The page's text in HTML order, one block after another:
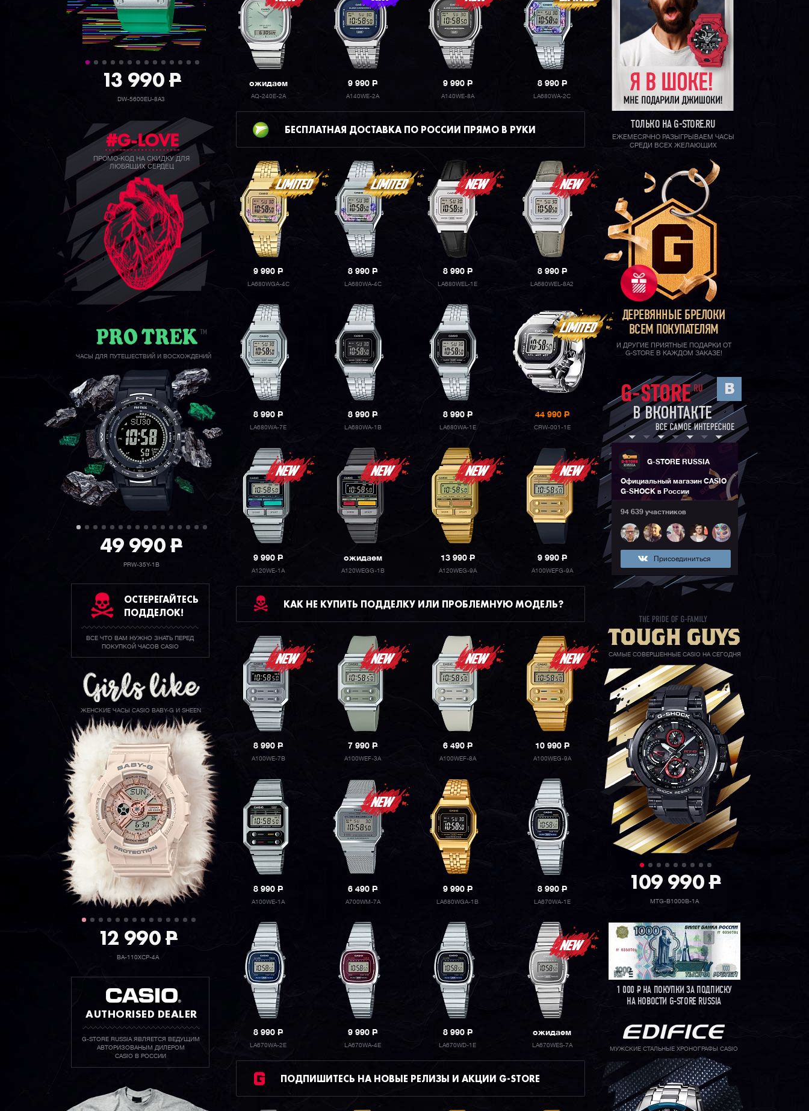
39 990P
GW-B5600BC-1B
#G-LOVE
ПРОМО-КОД НА СКИДКУ ДЛЯ
ЛЮБЯЩИХ СЕРДЕЦ
ЧАСЫ ДЛЯ ПУТЕШЕСТВИЙ И ВОСХОЖДЕНИЙ
49 990P
PRW-35Y-1B
ОСТЕРЕГАЙТЕСЬ
ПОДДЕЛОК!
ВСЕ ЧТО ВАМ НУЖНО ЗНАТЬ ПЕРЕД
ПОКУПКОЙ ЧАСОВ CASIO
ЖЕНСКИЕ ЧАСЫ CASIO BABY-G И SHEEN
12 990P
BA-110XCP-4A
AUTHORISED DEALER
G-STORE RUSSIA ЯВЛЯЕТСЯ ВЕДУЩИМ
АВТОРИЗОВАНЫМ ДИЛЕРОМ
CASIO В РОССИИ
ожидаем
AQ-240E-2A
9 990P
A140WE-2A
9 990P
A140WE-8A
8 990P
LA680WA-2C
БЕСПЛАТНАЯ ДОСТАВКА ПО РОССИИ ПРЯМО В РУКИ
9 990P
LA680WGA-4C
8 990P
LA680WA-4C
8 990P
LA680WEL-1E
8 990P
LA680WEL-8A2
8 990P
LA680WA-7E
8 990P
LA680WA-1B
8 990P
LA680WA-1E
44 990P
CRW-001-1E
9 990P
A120WE-1A
ожидаем
A120WEGG-1B
13 990P
A120WEG-9A
9 990P
A100WEFG-9A
КАК НЕ КУПИТЬ ПОДДЕЛКУ ИЛИ ПРОБЛЕМНУЮ МОДЕЛЬ?
8 990P
A100WE-7B
7 990P
A100WEF-3A
6 490P
A100WEF-8A
10 990P
A100WEG-9A
8 990P
A100WE-1A
6 490P
A700WM-7A
9 990P
LA680WGA-1B
8 990P
LA670WA-1E
8 990P
LA670WA-2E
9 990P
LA670WA-4E
8 990P
LA670WD-1E
ожидаем
LA670WES-7A
ПОДПИШИТЕСЬ НА НОВЫЕ РЕЛИЗЫ И АКЦИИ G-STORE
ТОЛЬКО НА G-STORE.RU
ЕЖЕМЕСЯЧНО РАЗЫГРЫВАЕМ ЧАСЫ
СРЕДИ ВСЕХ ЖЕЛАЮЩИХ
ДЕРЕВЯННЫЕ БРЕЛОКИ
ВСЕМ ПОКУПАТЕЛЯМ
И ДРУГИЕ ПРИЯТНЫЕ ПОДАРКИ ОТ
G-STORE В КАЖДОМ ЗАКАЗЕ!
G-STORE RUSSIA
Официальный магазин CASIO
G-SHOCK в России
94 639 участников
Присоединиться
САМЫЕ СОВЕРШЕННЫЕ CASIO НА СЕГОДНЯ
109 990P
MTG-B1000B-1A
1 000РНА ПОКУПКИ ЗА ПОДПИСКУ
НА НОВОСТИ G-STORE RUSSIA
МУЖСКИЕ СТАЛЬНЫЕ ХРОНОГРАФЫ CASIO